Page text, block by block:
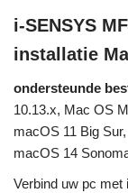
i-SENSYS
installatie
ondersteunde
10.13.x, Mac OS
macOS 11 Big
macOS 14
Verbind uw pc met